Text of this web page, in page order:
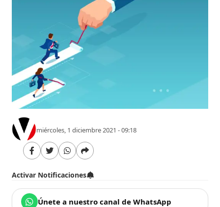
miércoles, 1 diciembre 2021 - 09:18
Activar Notificaciones
Únete a nuestro canal de WhatsApp